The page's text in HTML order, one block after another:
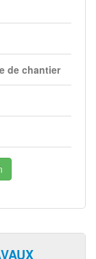
de chantier